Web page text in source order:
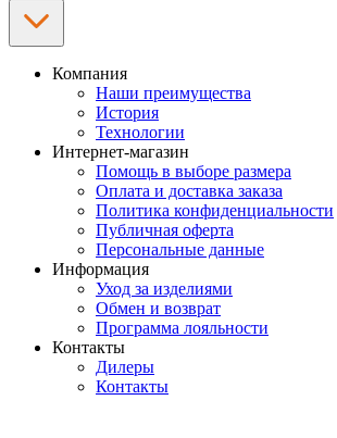
Компания
Наши преимущества
История
Технологии
Интернет-магазин
Помощь в выборе размера
Оплата и доставка заказа
Политика конфиденциальности
Публичная оферта
Персональные данные
Информация
Уход за изделиями
Обмен и возврат
Программа лояльности
Контакты
Дилеры
Контакты